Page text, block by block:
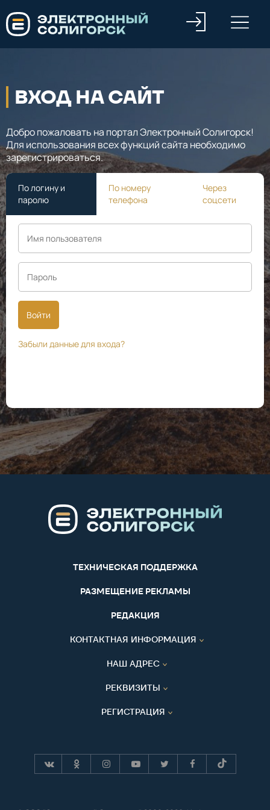
ВХОД НА САЙТ
Добро пожаловать на портал Электронный Солигорск!
Для использования всех функций сайта необходимо
зарегистрироваться.
По логину и
паролю
По номеру
телефона
Через
соцсети
Войти
Забыли данные для входа?
ТЕХНИЧЕСКАЯ ПОДДЕРЖКА
РАЗМЕЩЕНИЕ РЕКЛАМЫ
РЕДАКЦИЯ
КОНТАКТНАЯ ИНФОРМАЦИЯ
НАШ АДРЕС
РЕКВИЗИТЫ
РЕГИСТРАЦИЯ